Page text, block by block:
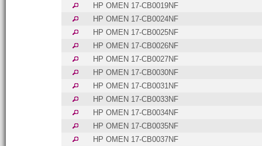
HP OMEN 17-CB0019NF
HP OMEN 17-CB0024NF
HP OMEN 17-CB0025NF
HP OMEN 17-CB0026NF
HP OMEN 17-CB0027NF
HP OMEN 17-CB0030NF
HP OMEN 17-CB0031NF
HP OMEN 17-CB0033NF
HP OMEN 17-CB0034NF
HP OMEN 17-CB0035NF
HP OMEN 17-CB0037NF